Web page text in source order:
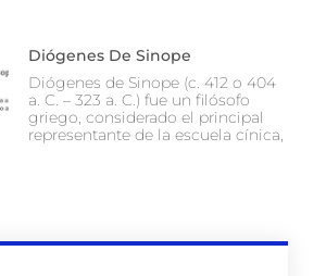
Diógenes De Sinope
Diógenes de Sinope (c. 412 o 404
a. C. – 323 a. C.) fue un filósofo
griego, considerado el principal
representante de la escuela cínica,